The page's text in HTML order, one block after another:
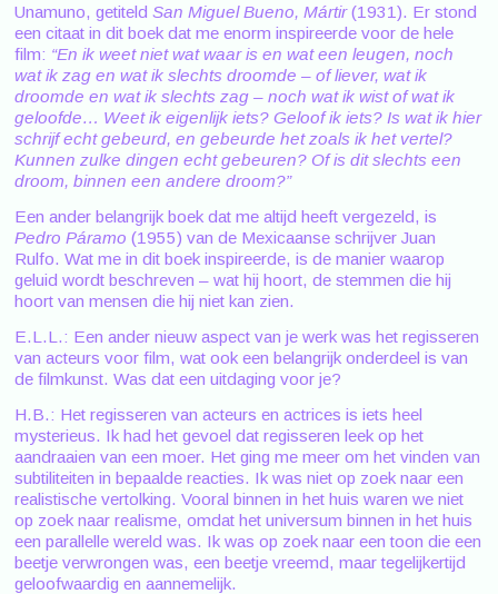
Unamuno, getiteld San Miguel Bueno, Mártir(1931). Er stond
een citaat in dit boek dat me enorm inspireerde voor de hele
film: “En ik weet niet wat waar is en wat een leugen, noch
wat ik zag en wat ik slechts droomde – of liever, wat ik
droomde en wat ik slechts zag – noch wat ik wist of wat ik
geloofde… Weet ik eigenlijk iets? Geloof ik iets? Is wat ik hier
schrijf echt gebeurd, en gebeurde het zoals ik het vertel?
Kunnen zulke dingen echt gebeuren? Of is dit slechts een
droom, binnen een andere droom?”
Een ander belangrijk boek dat me altijd heeft vergezeld, is
Pedro Páramo (1955) van de Mexicaanse schrijver Juan
Rulfo. Wat me in dit boek inspireerde, is de manier waarop
geluid wordt beschreven – wat hij hoort, de stemmen die hij
hoort van mensen die hij niet kan zien.
E.L.L.: Een ander nieuw aspect van je werk was het regisseren
van acteurs voor film, wat ook een belangrijk onderdeel is van
de filmkunst. Was dat een uitdaging voor je?
H.B.: Het regisseren van acteurs en actrices is iets heel
mysterieus. Ik had het gevoel dat regisseren leek op het
aandraaien van een moer. Het ging me meer om het vinden van
subtiliteiten in bepaalde reacties. Ik was niet op zoek naar een
realistische vertolking. Vooral binnen in het huis waren we niet
op zoek naar realisme, omdat het universum binnen in het huis
een parallelle wereld was. Ik was op zoek naar een toon die een
beetje verwrongen was, een beetje vreemd, maar tegelijkertijd
geloofwaardig en aannemelijk.